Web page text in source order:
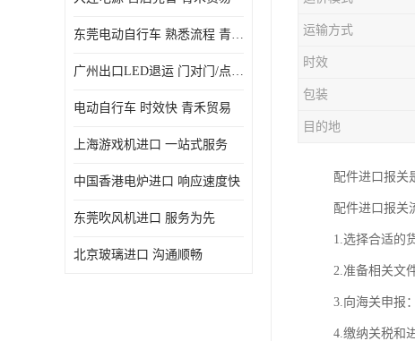
东莞电动自行车 熟悉流程 青禾贸易
广州出口LED退运 门对门/点对点
电动自行车 时效快 青禾贸易
上海游戏机进口 一站式服务
中国香港电炉进口 响应速度快
东莞吹风机进口 服务为先
北京玻璃进口 沟通顺畅
运输方式
时效
包装
目的地
配件进口报关
配件进口报关
1.选择合适的
2.准备相关文
3.向海关申报
4.缴纳关税和